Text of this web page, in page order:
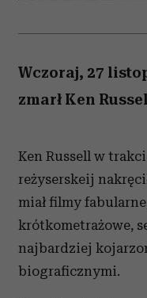
Wczoraj, 27
zmarł Ken
Ken Russell w
reżyserskeij
miał filmy
krótkometrażowe,
najbardziej
biograficznymi.